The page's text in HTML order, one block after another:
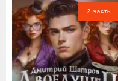
2 часть